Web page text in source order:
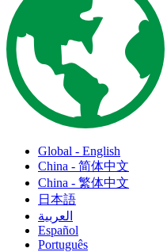
Global - English
China - 简体中文
China - 繁体中文
日本語
العربية
Español
Português